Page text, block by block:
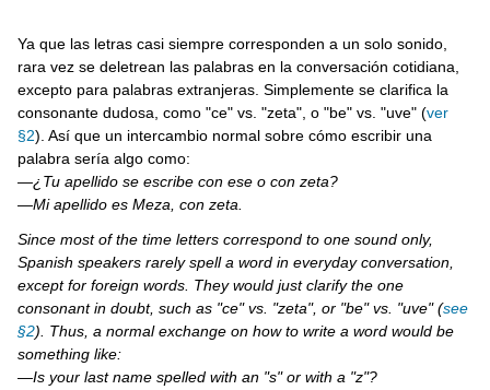
Ya que las letras casi siempre corresponden a un solo sonido,
rara vez se deletrean las palabras en la conversación cotidiana,
excepto para palabras extranjeras. Simplemente se clarifica la
consonante dudosa, como "ce" vs. "zeta", o "be" vs. "uve" (ver
§2). Así que un intercambio normal sobre cómo escribir una
palabra sería algo como:
—¿Tu apellido se escribe con ese o con zeta?
—Mi apellido es Meza, con zeta.
Since most of the time letters correspond to one sound only,
Spanish speakers rarely spell a word in everyday conversation,
except for foreign words. They would just clarify the one
consonant in doubt, such as "ce" vs. "zeta", or "be" vs. "uve" (see
§2). Thus, a normal exchange on how to write a word would be
something like:
—Is your last name spelled with an "s" or with a "z"?